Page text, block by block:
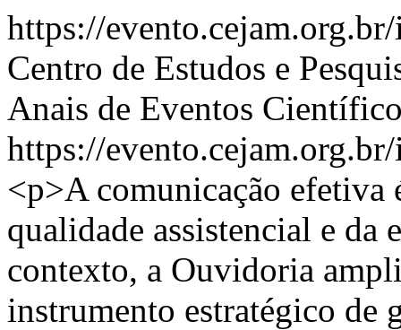
https://
Centro de Estudos e
Anais de Eventos
https://
<p>A comunicação efetiva
qualidade assistencial e da
contexto, a Ouvidoria
instrumento estratégico de